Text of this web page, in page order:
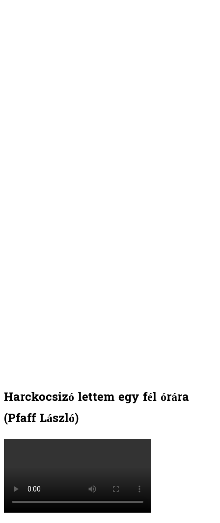
Harckocsizó lettem egy fél órára
(Pfaff László)